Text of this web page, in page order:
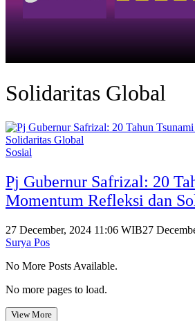
Solidaritas Global
Sosial
Pj Gubernur Safrizal: 20
Momentum Refleksi dan
27 December, 2024 11:06 WIB27
Surya Pos
No More Posts Available.
No more pages to load.
View More